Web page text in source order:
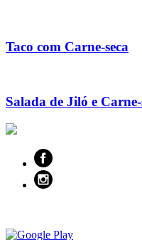
Taco com Carne-seca
Salada de Jiló e Carne-